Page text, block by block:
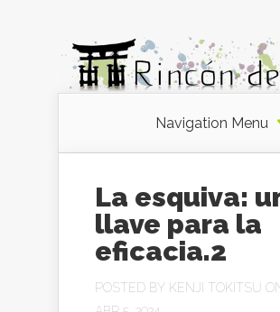
Navigation Menu
La esquiva:
llave para la
eficacia.2
POSTED BY KENJI TOKITSU